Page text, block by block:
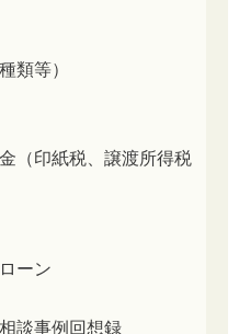
類等）
（印紙税、譲渡所得税
ーン
談事例回想録